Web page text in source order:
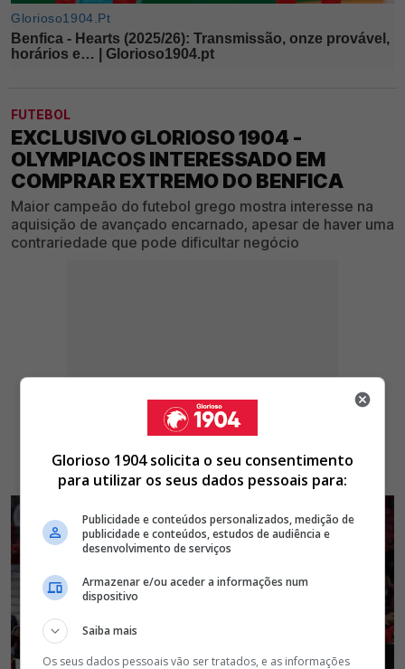
FUTEBOL
EXCLUSIVO GLORIOSO 1904 -
OLYMPIACOS INTERESSADO EM
COMPRAR EXTREMO DO BENFICA
Maior campeão do futebol grego mostra interesse na
aquisição de avançado encarnado, apesar de haver uma
contrariedade que pode dificultar negócio
Glorioso 1904 solicita o seu consentimento
para utilizar os seus dados pessoais para:
Publicidade e conteúdos personalizados, medição de
publicidade e conteúdos, estudos de audiência e
desenvolvimento de serviços
Armazenar e/ou aceder a informações num
dispositivo
Saiba mais
Os seus dados pessoais vão ser tratados, e as informações